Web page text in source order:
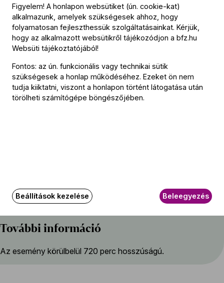
12.30 Danubia Zenekar
13.30 Ránki Fülöp zongorakoncertje
16.00 A Kodály Kórus koncertje
17.00 Budafoki Dohnányi Zenekar
További információ
Az esemény körülbelül 720 perc hosszúságú.
Figyelem! A honlapon websütiket (ún. cookie-kat)
alkalmazunk, amelyek szükségesek ahhoz, hogy
folyamatosan fejleszthessük szolgáltatásainkat. Kérjük,
hogy az alkalmazott websütikről tájékozódjon a bfz.hu
Websüti tájékoztatójából!
Fontos: az ún. funkcionális vagy technikai sütik
szükségesek a honlap működéséhez. Ezeket ön nem
tudja kiiktatni, viszont a honlapon történt látogatása után
törölheti számítógépe böngészőjében.
Beállítások kezelése Beleegyezés